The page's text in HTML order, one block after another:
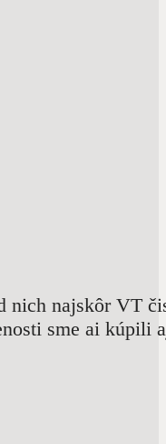
najskôr VT
sme ai kúpili